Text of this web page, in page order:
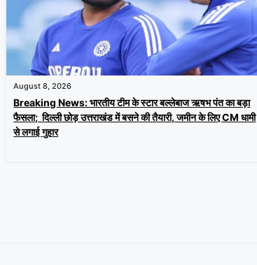
August 8, 2026
Breaking News: भारतीय टीम के स्टार बल्लेबाज ऋषभ पंत का बड़ा
फैसला; दिल्ली छोड़ उत्तराखंड में बसने की तैयारी, जमीन के लिए CM धामी
से लगाई गुहार